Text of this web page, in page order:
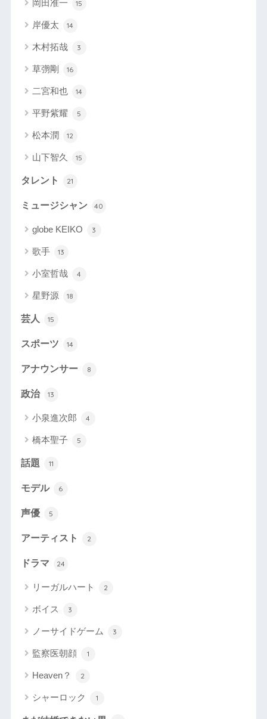
岡田准一 15
岸優太 14
木村拓哉 3
草彅剛 16
二宮和也 14
平野紫耀 5
松本潤 12
山下智久 15
タレント 21
ミュージシャン 40
globe KEIKO 3
歌手 13
小室哲哉 4
星野源 18
芸人 15
スポーツ 14
アナウンサー 8
政治 13
小泉進次郎 4
橋本聖子 5
話題 11
モデル 6
声優 5
アーティスト 2
ドラマ 24
リーガルハート 2
ボイス 3
ノーサイドゲーム 3
監察医朝顔 1
Heaven？ 2
シャーロック 1